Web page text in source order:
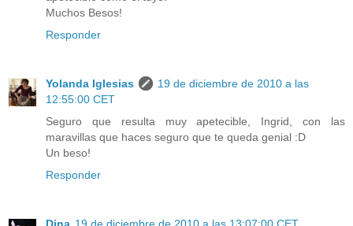
Muchos Besos!
Responder
Yolanda Iglesias
19 de diciembre de 2010 a las
12:55:00 CET
Seguro que resulta muy apetecible, Ingrid, con las
maravillas que haces seguro que te queda genial :D
Un beso!
Responder